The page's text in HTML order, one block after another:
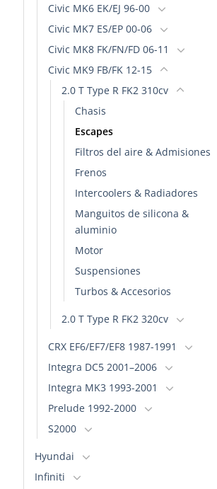
Civic MK6 EK/EJ 96-00
Civic MK7 ES/EP 00-06
Civic MK8 FK/FN/FD 06-11
Civic MK9 FB/FK 12-15
2.0 T Type R FK2 310cv
Chasis
Escapes
Filtros del aire & Admisiones
Frenos
Intercoolers & Radiadores
Manguitos de silicona &
aluminio
Motor
Suspensiones
Turbos & Accesorios
2.0 T Type R FK2 320cv
CRX EF6/EF7/EF8 1987-1991
Integra DC5 2001–2006
Integra MK3 1993-2001
Prelude 1992-2000
S2000
Hyundai
Infiniti